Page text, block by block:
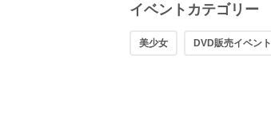
イベントカテゴリー
美少女 DVD販売イベント